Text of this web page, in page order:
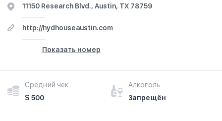
11150 Research Blvd., Austin, TX 78759
http://hydhouseaustin.com
Показать номер
Средний чек
$ 500
Алкоголь
Запрещён